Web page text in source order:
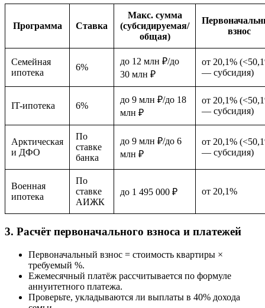
Программа Ставка
Макс. сумма
(субсидируемая/
общая)
взнос
Семейная
ипотека
6%
до 12 млн ₽/до
30 млн ₽
от 20,1%
— субсидия)
IT-ипотека 6%
до 9 млн ₽/до 18
млн ₽
от 20,1%
— субсидия)
Арктическая
и ДФО
По
ставке
банка
до 9 млн ₽/до 6
млн ₽
от 20,1%
— субсидия)
Военная
ипотека
По
ставке
АИЖК
до 1 495 000 ₽ от 20,1%
3. Расчёт первоначального взноса и платежей
Первоначальный взнос = стоимость квартиры ×
требуемый %.
Ежемесячный платёж рассчитывается по формуле
аннуитетного платежа.
Проверьте, укладываются ли выплаты в 40% дохода